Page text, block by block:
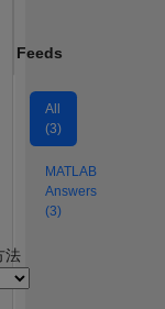
Feeds
All
(3)
MATLAB
Answers
(3)
法